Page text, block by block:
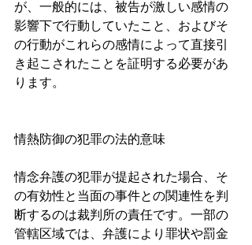
が、一般的には、被告が激しい感情の
影響下で行動していたこと、およびそ
の行動がこれらの感情によって直接引
き起こされたことを証明する必要があ
ります。
情熱防御の犯罪の法的意味
情念弁護の犯罪が提起された場合、そ
の有効性と当面の事件との関連性を判
断するのは裁判所の責任です。一部の
管轄区域では、弁護により罪状や罰金